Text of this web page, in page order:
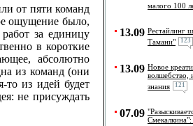
от пяти команд
ощущение было,
за единицу
в короткие
абсолютно
из команд (они
то из идей будет
не присуждать
малого 100
13.09 Рестайлинг
Тамани"
123
13.09 Новое
волшебство,
знания
121
07.09